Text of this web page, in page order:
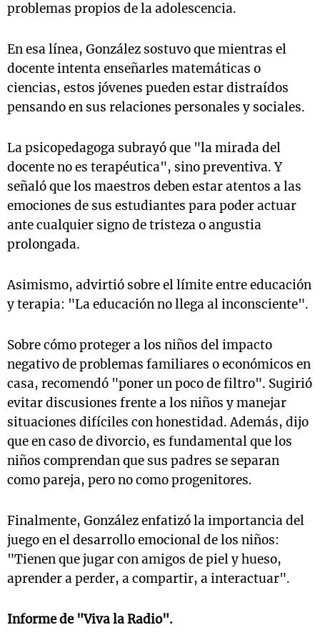
problemas propios de la adolescencia.
En esa línea, González sostuvo que mientras el
docente intenta enseñarles matemáticas o
ciencias, estos jóvenes pueden estar distraídos
pensando en sus relaciones personales y sociales.
La psicopedagoga subrayó que "la mirada del
docente no es terapéutica", sino preventiva. Y
señaló que los maestros deben estar atentos a las
emociones de sus estudiantes para poder actuar
ante cualquier signo de tristeza o angustia
prolongada.
Asimismo, advirtió sobre el límite entre educación
y terapia: "La educación no llega al inconsciente".
Sobre cómo proteger a los niños del impacto
negativo de problemas familiares o económicos en
casa, recomendó "poner un poco de filtro". Sugirió
evitar discusiones frente a los niños y manejar
situaciones difíciles con honestidad. Además, dijo
que en caso de divorcio, es fundamental que los
niños comprendan que sus padres se separan
como pareja, pero no como progenitores.
Finalmente, González enfatizó la importancia del
juego en el desarrollo emocional de los niños:
"Tienen que jugar con amigos de piel y hueso,
aprender a perder, a compartir, a interactuar".
Informe de "Viva la Radio".